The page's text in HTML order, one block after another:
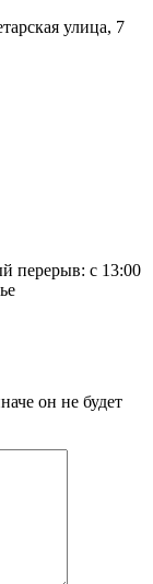
улица, 7
перерыв: с 13:00
он не будет